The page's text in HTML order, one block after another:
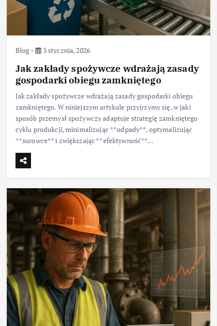
Blog 3 stycznia, 2026
Jak zakłady spożywcze wdrażają zasady
gospodarki obiegu zamkniętego
Jak zakłady spożywcze wdrażają zasady gospodarki obiegu
zamkniętego. W niniejszym artykule przyjrzymy się, w jaki
sposób przemysł spożywczy adaptuje strategię zamkniętego
cyklu produkcji, minimalizując **odpady**, optymalizując
**surowce** i zwiększając **efektywność**…